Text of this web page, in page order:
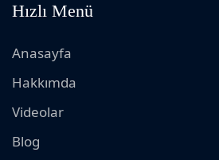
Hızlı Menü
Anasayfa
Hakkımda
Videolar
Blog